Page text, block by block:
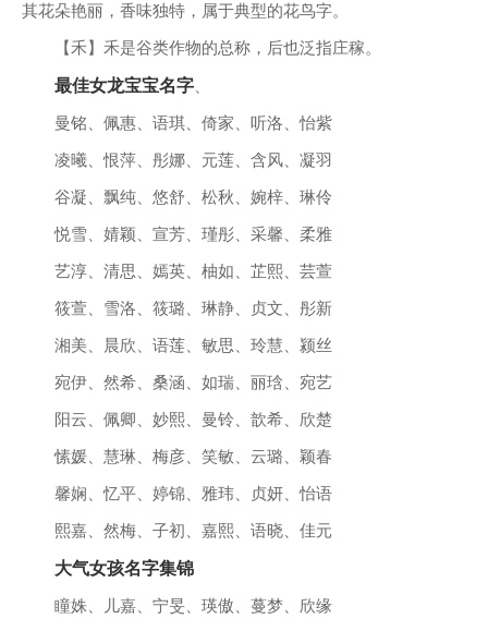
其花朵艳丽，香味独特，属于典型的花鸟字。
【禾】禾是谷类作物的总称，后也泛指庄稼。
最佳女龙宝宝名字
曼铭、佩惠、语琪、倚家、听洛、怡紫
凌曦、恨萍、彤娜、元莲、含风、凝羽
谷凝、飘纯、悠舒、松秋、婉梓、琳伶
悦雪、婧颖、宣芳、瑾彤、采馨、柔雅
艺淳、清思、嫣英、柚如、芷熙、芸萱
筱萱、雪洛、筱璐、琳静、贞文、彤新
湘美、晨欣、语莲、敏思、玲慧、颍丝
宛伊、然希、桑涵、如瑞、丽琀、宛艺
阳云、佩卿、妙熙、曼铃、歆希、欣楚
愫媛、慧琳、梅彦、笑敏、云璐、颖春
馨娴、忆平、婷锦、雅玮、贞妍、怡语
熙嘉、然梅、子初、嘉熙、语晓、佳元
大气女孩名字集锦
瞳姝、儿嘉、宁旻、瑛傲、蔓梦、欣缘